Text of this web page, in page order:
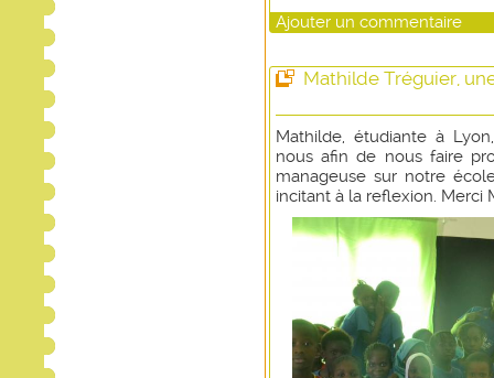
Ajouter un commentaire
Mathilde Tréguier,
Mathilde, étudiante à
nous afin de nous faire
manageuse sur notre
incitant à la reflexion. Merci